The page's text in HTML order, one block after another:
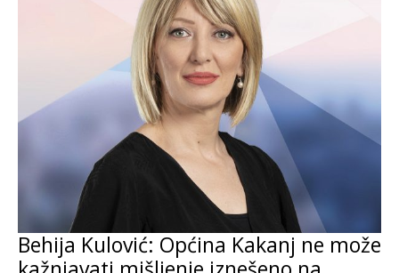
Behija Kulović: Općina Kakanj ne može